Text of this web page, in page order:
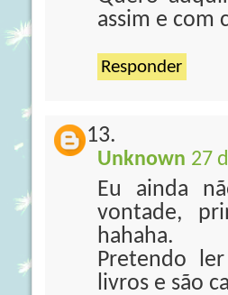
assim e com
Responder
Unknown 27
Eu ainda
vontade,
hahaha.
Pretendo
livros e são